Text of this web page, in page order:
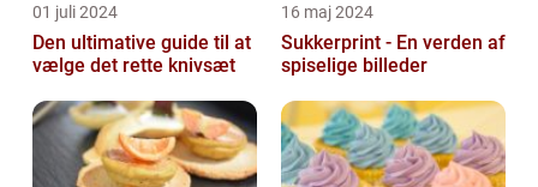
01 juli 2024
Den ultimative guide til at
vælge det rette knivsæt
16 maj 2024
Sukkerprint - En verden af
spiselige billeder